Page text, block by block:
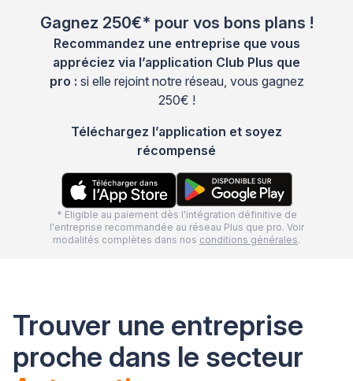
Gagnez 250€* pour vos bons plans !
Recommandez une entreprise que vous
appréciez via l’application Club Plus que
pro : si elle rejoint notre réseau, vous gagnez
250€ !
Téléchargez l’application et soyez
récompensé
* Eligible au paiement dès l'intégration définitive de
l'entreprise recommandée au réseau Plus que pro. Voir
modalités complètes dans nos conditions générales.
Trouver une entreprise
proche dans le secteur